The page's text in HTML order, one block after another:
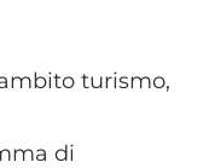
turismo,
di